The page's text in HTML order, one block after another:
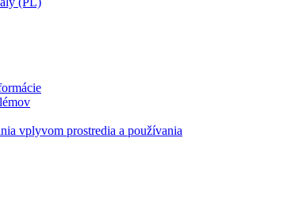
vplyvom prostredia a používania